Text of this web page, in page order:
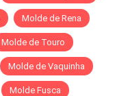
Molde de Rena
Molde de Touro
Molde de Vaquinha
Molde Fusca